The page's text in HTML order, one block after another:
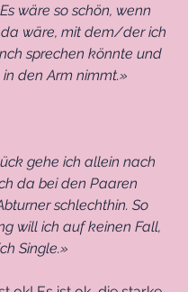
wäre so schön, wenn
wäre, mit dem/der ich
sprechen könnte und
den Arm nimmt.»
gehe ich allein nach
da bei den Paaren
schlechthin. So
will ich auf keinen Fall,
Single.»